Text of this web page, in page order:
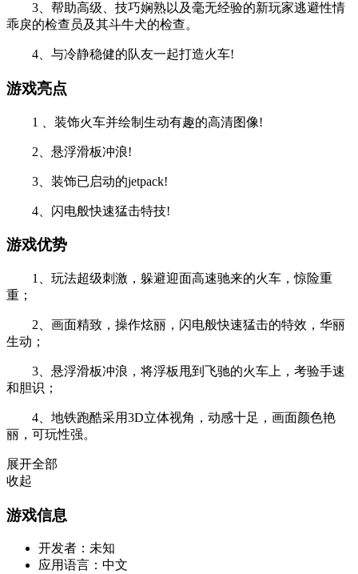
3、帮助高级、技巧娴熟以及毫无经验的新玩家逃避性情
乖戾的检查员及其斗牛犬的检查。
4、与冷静稳健的队友一起打造火车!
游戏亮点
1 、装饰火车并绘制生动有趣的高清图像!
2、悬浮滑板冲浪!
3、装饰已启动的jetpack!
4、闪电般快速猛击特技!
游戏优势
1、玩法超级刺激，躲避迎面高速驰来的火车，惊险重
重；
2、画面精致，操作炫丽，闪电般快速猛击的特效，华丽
生动；
3、悬浮滑板冲浪，将浮板甩到飞驰的火车上，考验手速
和胆识；
4、地铁跑酷采用3D立体视角，动感十足，画面颜色艳
丽，可玩性强。
展开全部
收起
游戏信息
开发者： 未知
应用语言： 中文